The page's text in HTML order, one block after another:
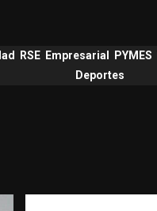
RSE Empresarial PYMES
Deportes